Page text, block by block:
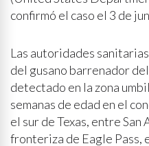
confirmó el caso el 3 de
Las autoridades
del gusano barrenador
detectado en la zona
semanas de edad en el
el sur de Texas, entre San
fronteriza de Eagle Pass,